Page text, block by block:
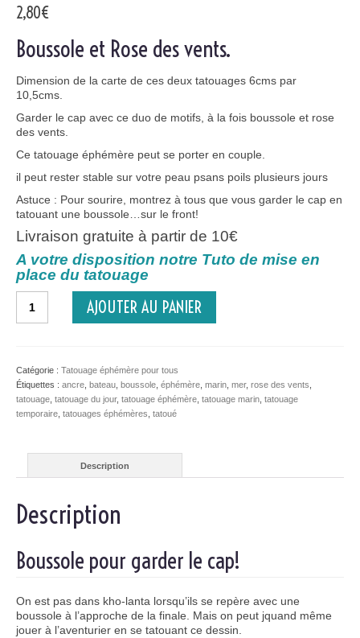
2,80€
Boussole et Rose des vents.
Dimension de la carte de ces deux tatouages 6cms par
10,5cms.
Garder le cap avec ce duo de motifs, à la fois boussole et rose
des vents.
Ce tatouage éphémère peut se porter en couple.
il peut rester stable sur votre peau psans poils plusieurs jours
Astuce : Pour sourire, montrez à tous que vous garder le cap en
tatouant une boussole…sur le front!
Livraison gratuite à partir de 10€
A votre disposition notre Tuto de mise en
place du tatouage
Boussole
des
vents
AJOUTER AU PANIER
Catégorie : Tatouage éphémère pour tous
Étiquettes : ancre bateau boussole éphémère marin mer, rose des vents
tatouage tatouage du jour, tatouage éphémère tatouage marin tatouage
temporaire tatouages éphémères tatoué
Description
Description
Boussole pour garder le cap!
On est pas dans kho-lanta lorsqu’ils se repère avec une
boussole à l’approche de la finale. Mais on peut jquand même
jouer à l’aventurier en se tatouant ce dessin.